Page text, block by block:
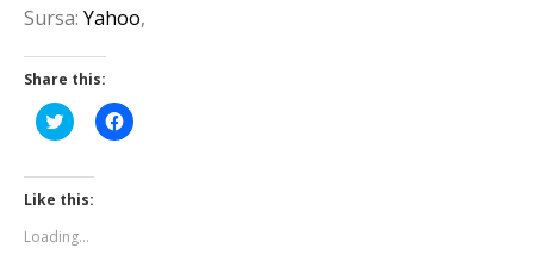
Sursa: Yahoo,
Share this:
Click
to
Twitter
(Opens
in
window)
Click
to
Like this:
Loading...